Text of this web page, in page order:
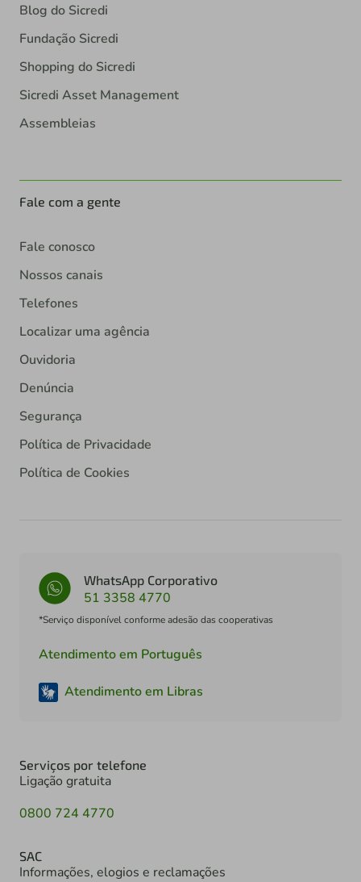
Blog do Sicredi
Fundação Sicredi
Shopping do Sicredi
Sicredi Asset Management
Assembleias
Fale com a gente
Fale conosco
Nossos canais
Telefones
Localizar uma agência
Ouvidoria
Denúncia
Segurança
Política de Privacidade
Política de Cookies
WhatsApp Corporativo
51 3358 4770
*Serviço disponível conforme adesão das cooperativas
Atendimento em Português
Atendimento em Libras
Serviços por telefone
Ligação gratuita
0800 724 4770
SAC
Informações, elogios e reclamações